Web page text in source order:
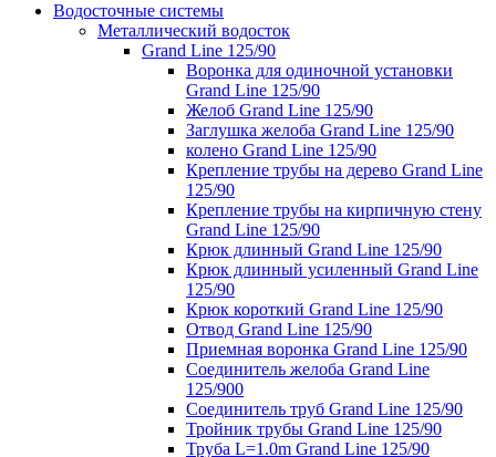
Водосточные системы
Металлический водосток
Grand Line 125/90
Воронка для одиночной установки
Grand Line 125/90
Желоб Grand Line 125/90
Заглушка желоба Grand Line 125/90
колено Grand Line 125/90
Крепление трубы на дерево Grand Line
125/90
Крепление трубы на кирпичную стену
Grand Line 125/90
Крюк длинный Grand Line 125/90
Крюк длинный усиленный Grand Line
125/90
Крюк короткий Grand Line 125/90
Отвод Grand Line 125/90
Приемная воронка Grand Line 125/90
Соединитель желоба Grand Line
125/900
Соединитель труб Grand Line 125/90
Тройник трубы Grand Line 125/90
Труба L=1.0m Grand Line 125/90